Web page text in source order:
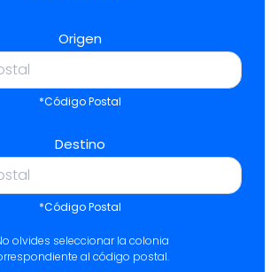
Origen
*Código Postal
Destino
*Código Postal
olvides seleccionar la colonia
al código postal.